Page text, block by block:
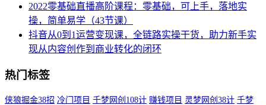
2022零基础直播高阶课程：零基础，可上手，落地实
操，简单易学（43节课）
抖音从0到1运营变现课，全链路实操干货，助力新手实
现从内容创作到商业转化的闭环
热门标签
侠狼掘金38招 冷门项目 千梦网创108计 赚钱项目 灵梦网创38计 千梦